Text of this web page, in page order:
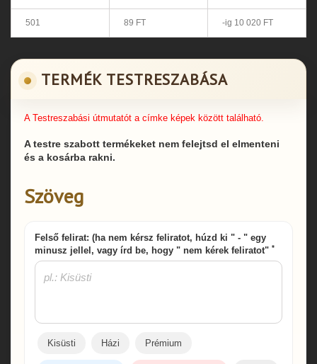
501 89 FT -ig 10 020 FT
TERMÉK TESTRESZABÁSA
A Testreszabási útmutatót a címke képek között található.
A testre szabott termékeket nem felejtsd el elmenteni
és a kosárba rakni.
Szöveg
Felső felirat: (ha nem kérsz feliratot, húzd ki " - " egy
minusz jellel, vagy írd be, hogy " nem kérek feliratot" *
Kisüsti Házi Prémium